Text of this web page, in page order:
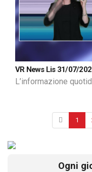
VR News Lis 31/07/
L’informazione
1
Ogni